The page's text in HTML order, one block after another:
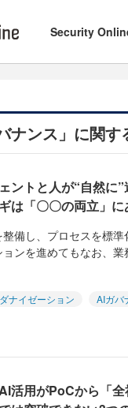
Security
ナンス」に関
ントと人が“自然
は「〇〇の両立」に
備し、プロセスを標
ンを進めてもなお、
ナイゼーション AIガバ
活用がPoCから「